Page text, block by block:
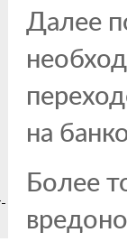
Далее
на
Более